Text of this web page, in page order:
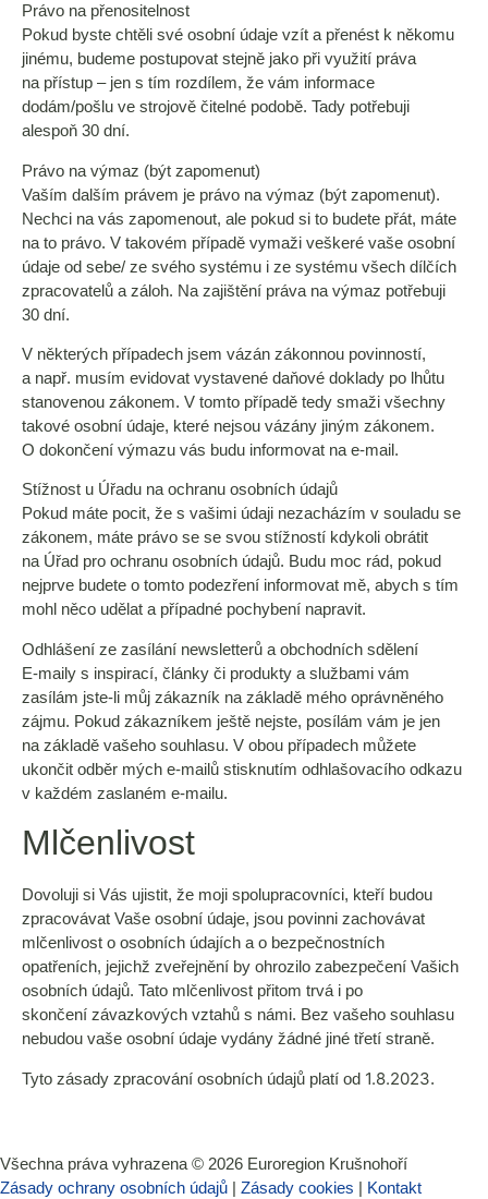
Právo na přenositelnost
Pokud byste chtěli své osobní údaje vzít a přenést k někomu
jinému, budeme postupovat stejně jako při využití práva
na přístup – jen s tím rozdílem, že vám informace
dodám/pošlu ve strojově čitelné podobě. Tady potřebuji
alespoň 30 dní.
Právo na výmaz (být zapomenut)
Vaším dalším právem je právo na výmaz (být zapomenut).
Nechci na vás zapomenout, ale pokud si to budete přát, máte
na to právo. V takovém případě vymaži veškeré vaše osobní
údaje od sebe/ ze svého systému i ze systému všech dílčích
zpracovatelů a záloh. Na zajištění práva na výmaz potřebuji
30 dní.
V některých případech jsem vázán zákonnou povinností,
a např. musím evidovat vystavené daňové doklady po lhůtu
stanovenou zákonem. V tomto případě tedy smaži všechny
takové osobní údaje, které nejsou vázány jiným zákonem.
O dokončení výmazu vás budu informovat na e-mail.
Stížnost u Úřadu na ochranu osobních údajů
Pokud máte pocit, že s vašimi údaji nezacházím v souladu se
zákonem, máte právo se se svou stížností kdykoli obrátit
na Úřad pro ochranu osobních údajů. Budu moc rád, pokud
nejprve budete o tomto podezření informovat mě, abych s tím
mohl něco udělat a případné pochybení napravit.
Odhlášení ze zasílání newsletterů a obchodních sdělení
E-maily s inspirací, články či produkty a službami vám
zasílám jste-li můj zákazník na základě mého oprávněného
zájmu. Pokud zákazníkem ještě nejste, posílám vám je jen
na základě vašeho souhlasu. V obou případech můžete
ukončit odběr mých e-mailů stisknutím odhlašovacího odkazu
v každém zaslaném e-mailu.
Mlčenlivost
Dovoluji si Vás ujistit, že moji spolupracovníci, kteří budou
zpracovávat Vaše osobní údaje, jsou povinni zachovávat
mlčenlivost o osobních údajích a o bezpečnostních
opatřeních, jejichž zveřejnění by ohrozilo zabezpečení Vašich
osobních údajů. Tato mlčenlivost přitom trvá i po
skončení závazkových vztahů s námi. Bez vašeho souhlasu
nebudou vaše osobní údaje vydány žádné jiné třetí straně.
Tyto zásady zpracování osobních údajů platí od 1.8.2023.
Všechna práva vyhrazena © 2026 Euroregion Krušnohoří
Zásady ochrany osobních údajů | Zásady cookies​ | Kontakt​